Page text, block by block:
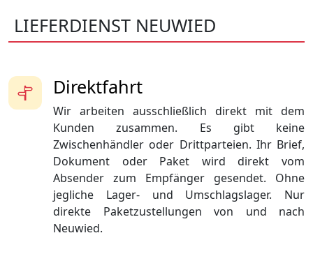
LIEFERDIENST NEUWIED
Direktfahrt
Wir arbeiten ausschließlich direkt mit dem
Kunden zusammen. Es gibt keine
Zwischenhändler oder Drittparteien. Ihr Brief,
Dokument oder Paket wird direkt vom
Absender zum Empfänger gesendet. Ohne
jegliche Lager- und Umschlagslager. Nur
direkte Paketzustellungen von und nach
Neuwied.